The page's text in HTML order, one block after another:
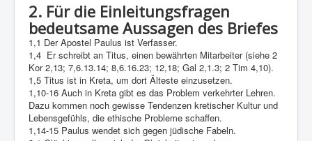
2. Für die Einleitungsfragen
bedeutsame Aussagen des Briefes
1,1 Der Apostel Paulus ist Verfasser.
1,4 Er schreibt an Titus, einen bewährten Mitarbeiter (siehe 2
Kor 2,13; 7,6.13.14; 8,6.16.23; 12,18; Gal 2,1.3; 2 Tim 4,10).
1,5 Titus ist in Kreta, um dort Älteste einzusetzen.
1,10-16 Auch in Kreta gibt es das Problem verkehrter Lehren.
Dazu kommen noch gewisse Tendenzen kretischer Kultur und
Lebensgefühls, die ethische Probleme schaffen.
1,14-15 Paulus wendet sich gegen jüdische Fabeln.